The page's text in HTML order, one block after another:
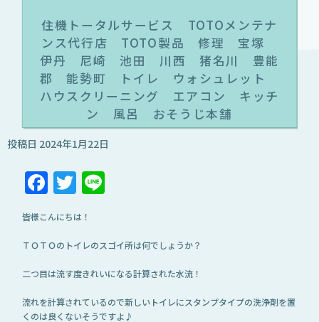
住機トータルサービス TOTOメンテナ
ンス代行店 TOTO製品 修理 宝塚
伊丹 尼崎 池田 川西 猪名川 豊能
郡 能勢町 トイレ ウォシュレット
ハウスクリーニング エアコン キッチ
ン 風呂 おそうじ本舗
投稿日 2024年1月22日
Facebook
Twitter
皆様こんにちは！
ＴＯＴＯのトイレのスゴイ所は何でしょうか？
二つ目は流す度きれいになる計算された水流！
流れを計算されているので新しいトイレにスタンプタイプの洗浄剤を置
くのは良くないそうですよ♪